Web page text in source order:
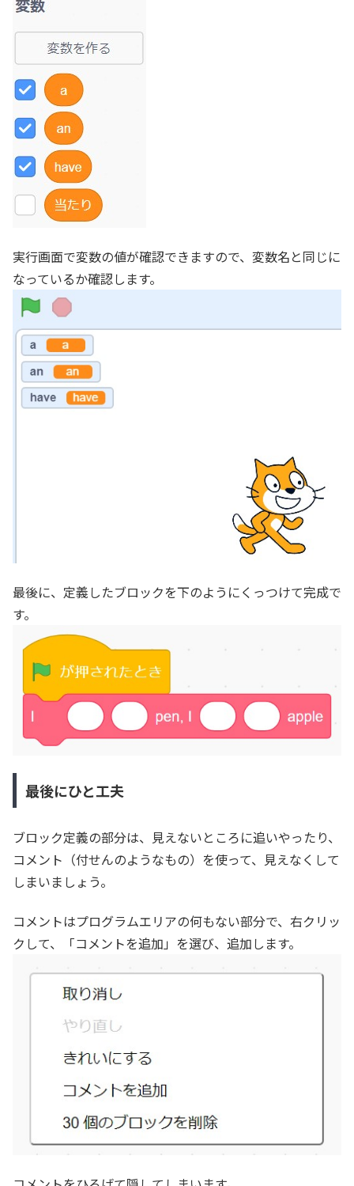
実行画面で変数の値が確認できますので、変数名と同じに
なっているか確認します。
最後に、定義したブロックを下のようにくっつけて完成で
す。
最後にひと工夫
ブロック定義の部分は、見えないところに追いやったり、
コメント（付せんのようなもの）を使って、見えなくして
しまいましょう。
コメントはプログラムエリアの何もない部分で、右クリッ
クして、「コメントを追加」を選び、追加します。